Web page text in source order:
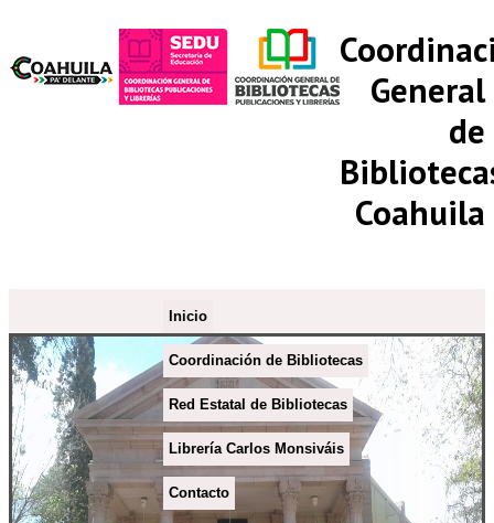
General
de
Coahuila
Inicio
Coordinación de Bibliotecas
Red Estatal de Bibliotecas
Librería Carlos Monsiváis
Contacto